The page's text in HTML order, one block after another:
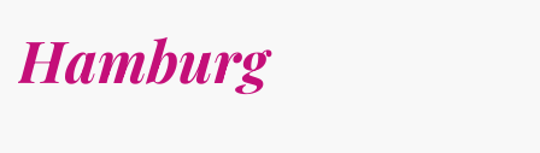
Hamburg